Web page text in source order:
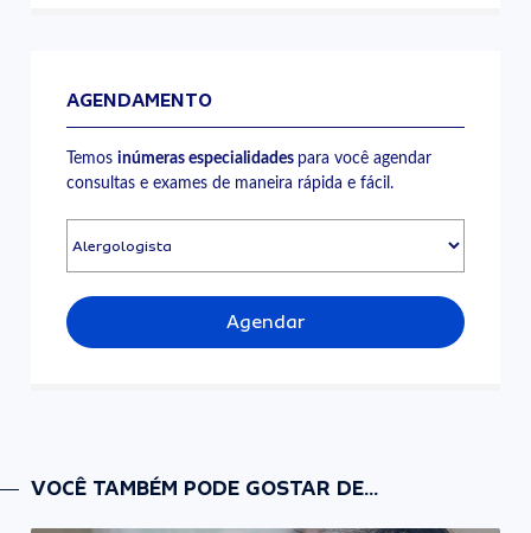
AGENDAMENTO
Temosinúmeras especialidades para você agendar
consultas e exames de maneira rápida e fácil.
Agendar
VOCÊ TAMBÉM PODE GOSTAR DE...